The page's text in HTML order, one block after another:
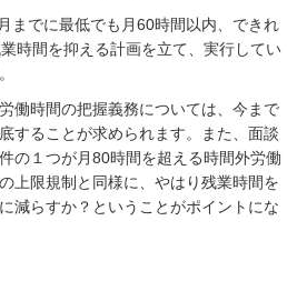
までに最低でも月60時間以内、できれ
時間を抑える計画を立て、実行してい
働時間の把握義務については、今まで
することが求められます。また、面談
の１つが月80時間を超える時間外労働
上限規制と同様に、やはり残業時間を
減らすか？ということがポイントにな